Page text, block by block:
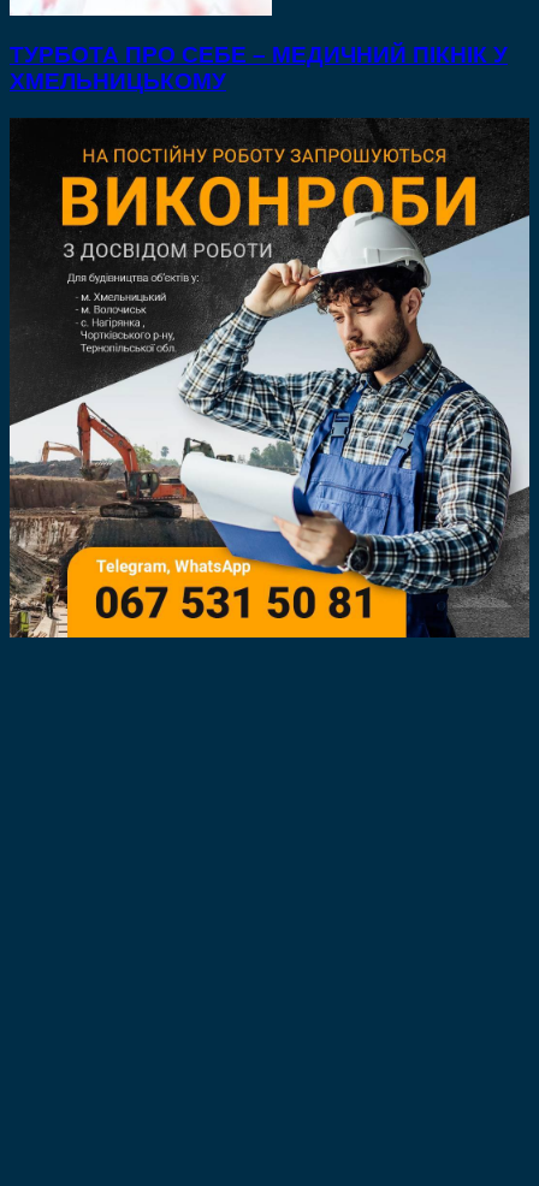
ТУРБОТА ПРО СЕБЕ – МЕДИЧНИЙ ПІКНІК У
ХМЕЛЬНИЦЬКОМУ